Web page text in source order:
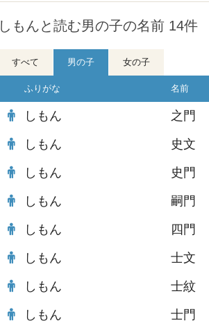
しもんと読む男の子の名前 14件
すべて 男の子 女の子
ふりがな 名前
しもん 之門
しもん 史文
しもん 史門
しもん 嗣門
しもん 四門
しもん 士文
しもん 士紋
しもん 士門